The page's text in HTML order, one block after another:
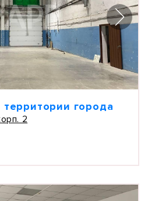
города
2